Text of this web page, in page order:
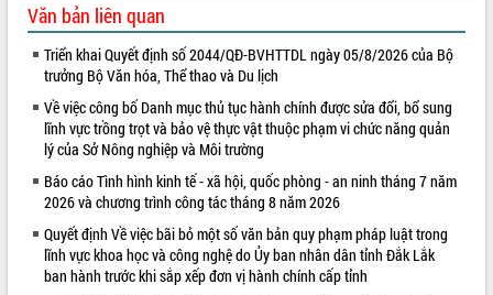
VIDEO
Văn bản liên quan
Triển khai Quyết định số 2044/QĐ-BVHTTDL ngày 05/8/2026 của Bộ
trưởng Bộ Văn hóa, Thể thao và Du lịch
Về việc công bố Danh mục thủ tục hành chính được sửa đổi, bổ sung
lĩnh vực trồng trọt và bảo vệ thực vật thuộc phạm vi chức năng quản
lý của Sở Nông nghiệp và Môi trường
Báo cáo Tình hình kinh tế - xã hội, quốc phòng - an ninh tháng 7 năm
2026 và chương trình công tác tháng 8 năm 2026
Quyết định Về việc bãi bỏ một số văn bản quy phạm pháp luật trong
lĩnh vực khoa học và công nghệ do Ủy ban nhân dân tỉnh Đắk Lắk
ban hành trước khi sắp xếp đơn vị hành chính cấp tỉnh